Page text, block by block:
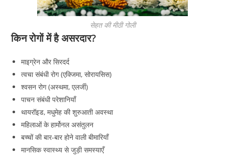
सेहत की मीठी गोली
किन रोगों में है असरदार?
माइग्रेन और सिरदर्द
त्वचा संबंधी रोग (एक्जिमा, सोरायसिस)
श्वसन रोग (अस्थमा, एलर्जी)
पाचन संबंधी परेशानियाँ
थायरॉइड, मधुमेह की शुरुआती अवस्था
महिलाओं के हार्मोनल असंतुलन
बच्चों की बार-बार होने वाली बीमारियाँ
मानसिक स्वास्थ्य से जुड़ी समस्याएँ